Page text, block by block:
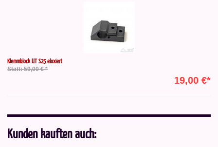
Klemmblock UT S25 eloxiert
Statt: 59,00 € *
19,00 €*
Kunden kauften auch: